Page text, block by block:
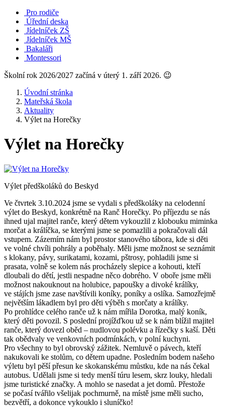
Pro rodiče
Úřední deska
Jídelníček ZŠ
Jídelníček MŠ
Bakaláři
Montessori
Školní rok 2026/2027 začíná v úterý 1. září 2026. 😉
Úvodní stránka
Mateřská škola
Aktuality
Výlet na Horečky
Výlet na Horečky
Výlet předškoláků do Beskyd
Ve čtvrtek 3.10.2024 jsme se vydali s předškoláky na celodenní
výlet do Beskyd, konkrétně na Ranč Horečky. Po příjezdu se nás
ihned ujal majitel ranče, který dětem vykouzlil z klobouku miminka
morčat a králíčka, se kterými jsme se pomazlili a pokračovali dál
vstupem. Zázemím nám byl prostor stanového tábora, kde si děti
ve volné chvíli pohrály a poběhaly. Měli jsme možnost se seznámit
s klokany, pávy, surikatami, kozami, pštrosy, pohladili jsme si
prasata, volně se kolem nás procházely slepice a kohouti, kteří
dloubali do dětí, jestli nespadne něco dobrého. V oboře jsme měli
možnost nakouknout na holubice, papoušky a divoké králíky,
ve stájích jsme zase navštívili koníky, poníky a oslíka. Samozřejmě
největším lákadlem byl pro děti výběh s morčaty a králíky.
Po prohlídce celého ranče už k nám mířila Dorotka, malý koník,
který děti povozil. S poslední projížďkou už se k nám blížil majitel
ranče, který dovezl oběd – nudlovou polévku a řízečky s kaší. Děti
tak obědvaly ve venkovních podmínkách, v polní kuchyni.
Pro všechny to byl obrovský zážitek. Nemluvě o pávech, kteří
nakukovali ke stolům, co dětem upadne. Posledním bodem našeho
výletu byl pěší přesun ke skokanskému můstku, kde na nás čekal
autobus. Udělali jsme si tedy menší túru lesem, skrz louky, hledali
jsme turistické značky. A mohlo se nasedat a jet domů. Přestože
se počasí tvářilo všelijak pochmurně, na místě jsme měli sucho,
bezvětří, a dokonce vykouklo i sluníčko!